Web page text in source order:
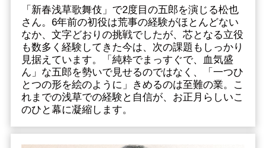
「新春浅草歌舞伎」で2度目の五郎を演じる松也
さん。6年前の初役は荒事の経験がほとんどない
なか、文字どおりの挑戦でしたが、芯となる立役
も数多く経験してきた今は、次の課題もしっかり
見据えています。「純粋でまっすぐで、血気盛
ん」な五郎を勢いで見せるのではなく、「一つひ
とつの形を絵のように」きめるのは至難の業。こ
れまでの浅草での経験と自信が、お正月らしいこ
のひと幕に凝縮します。